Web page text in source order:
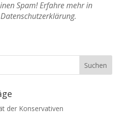
Spam! Erfahre mehr in
der Konservativen